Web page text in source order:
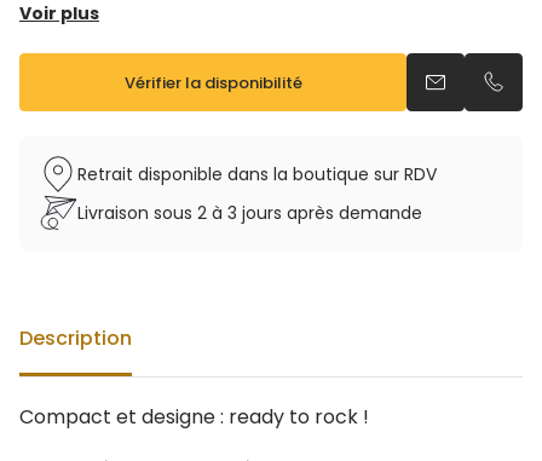
Voir plus
Vérifier la disponibilité Envoyer un
Retrait disponible dans la boutique sur RDV
Livraison sous 2 à 3 jours après demande
Description
Compact et designe : ready to rock !